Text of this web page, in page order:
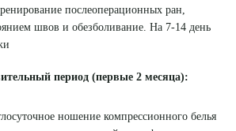
послеоперационных ран,
швов и обезболивание. На 7-14 день
период (первые 2 месяца):
ношение компрессионного белья